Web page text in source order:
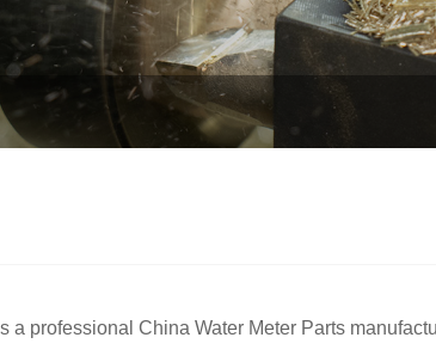
professional China Water Meter Parts